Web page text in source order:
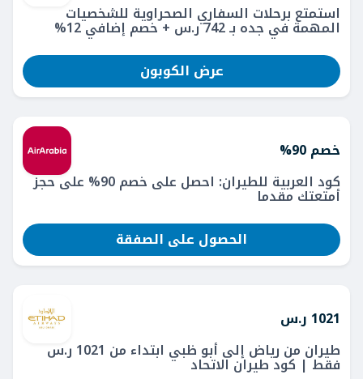
استمتع برحلات السفاري الصحراوية للشخصيات
المهمة في جده بـ 742 ر.س + خصم إضافي 12%
عرض الكوبون
خصم 90%
كود العربية للطيران: احصل على خصم 90% على حجز
أمتعتك مقدما
الحصول على الصفقة
1021 ر.س
طيران من رياض إلى أبو ظبي ابتداء من 1021 ر.س
فقط | كود طيران الاتحاد